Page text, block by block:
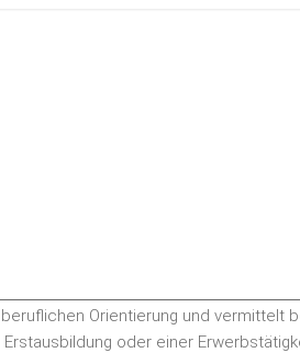
Orientierung und vermittelt
oder einer